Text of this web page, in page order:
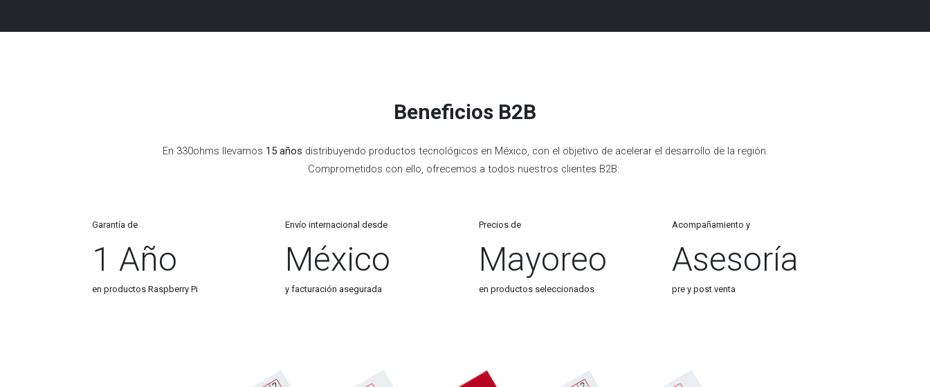
Beneficios B2B
En 330ohms llevamos 15 años distribuyendo productos tecnológicos en México, con el objetivo de acelerar el desarrollo de la región.
Comprometidos con ello, ofrecemos a todos nuestros clientes B2B:
Garantía de
1 Año
en productos Raspberry Pi
Envío internacional desde
México
y facturación asegurada
Precios de
Mayoreo
en productos seleccionados
Acompañamiento y
Asesoría
pre y post venta